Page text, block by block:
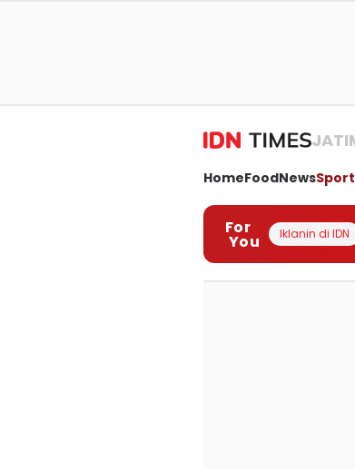
HomeFoodNewsSport
For
You Iklanin di IDN